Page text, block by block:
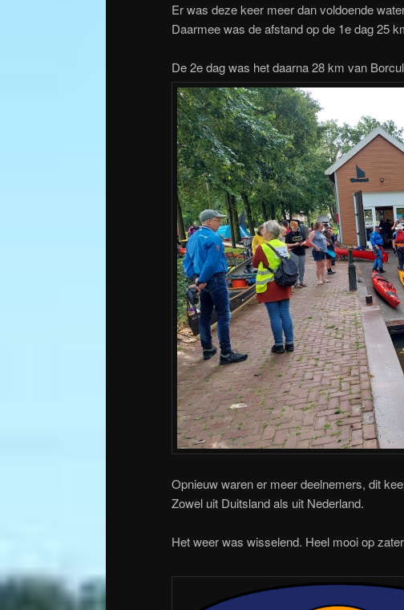
Er was deze keer meer dan voldoende
Daarmee was de afstand op de 1e dag 25
De 2e dag was het daarna 28 km van
Opnieuw waren er meer deelnemers, dit
Zowel uit Duitsland als uit Nederland.
Het weer was wisselend. Heel mooi op